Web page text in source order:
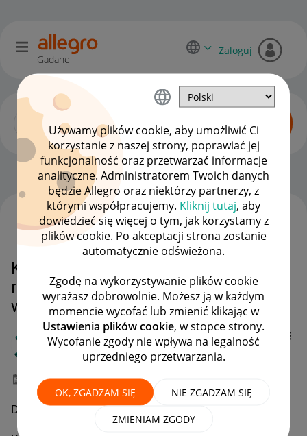
Używamy plików cookie, aby umożliwić Ci
korzystanie z naszej strony, poprawiać jej
funkcjonalność oraz przetwarzać informacje
analityczne. Administratorem Twoich danych
będzie Allegro oraz niektórzy partnerzy, z
którymi współpracujemy. Kliknij tutaj, aby
dowiedzieć się więcej o tym, jak korzystamy z
plików cookie. Po akceptacji strona zostanie
automatycznie odświeżona.
Zgodę na wykorzystywanie plików cookie
wyrażasz dobrowolnie. Możesz ją w każdym
momencie wycofać lub zmienić klikając w
Ustawienia plików cookie, w stopce strony.
Wycofanie zgody nie wpływa na legalność
uprzedniego przetwarzania.
OK, ZGADZAM SIĘ NIE ZGADZAM SIĘ
ZMIENIAM ZGODY
Gadane
Zaloguj
Zaawansowani sprzedawcy OPCJE
Klient wystawił negatyw - bo nie
rozróżnia daty produkcji od daty
ważności
kosmethurt
#11 Animator
‎07-07-2026 14:24
Dzień dobry.
WSZYSTKIE TEMATY